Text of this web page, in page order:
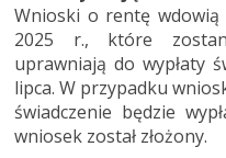
Wnioski o rentę wdowią
2025 r., które
uprawniają do wypłaty
lipca. W przypadku
świadczenie będzie
wniosek został złożony.